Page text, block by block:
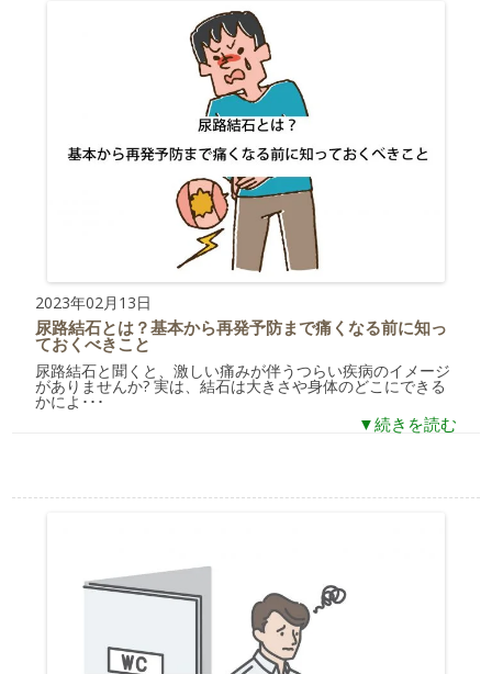
2023年02月13日
尿路結石とは？基本から再発予防まで痛くなる前に知っ
ておくべきこと
尿路結石と聞くと、激しい痛みが伴うつらい疾病のイメージ
がありませんか? 実は、結石は大きさや身体のどこにできる
かによ･･･
▼続きを読む